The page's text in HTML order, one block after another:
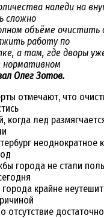
наледи на
сложно
объёме очистить
работу по
а там, где дворы
нормативном
Олег Зотов.
отмечают, что
когда лед
неоднократное
города не стали
крайне
отсутствие